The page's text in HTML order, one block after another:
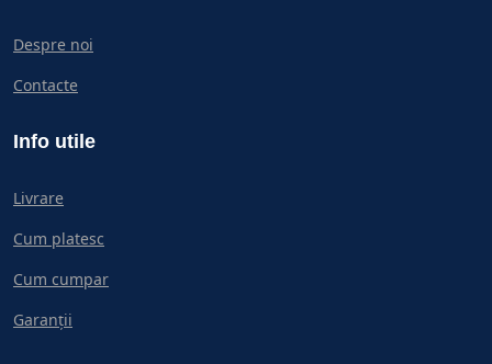
Despre noi
Contacte
Info utile
Livrare
Cum platesc
Cum cumpar
Garanții